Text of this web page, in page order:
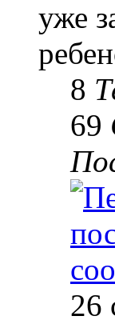
уже
8
69
26